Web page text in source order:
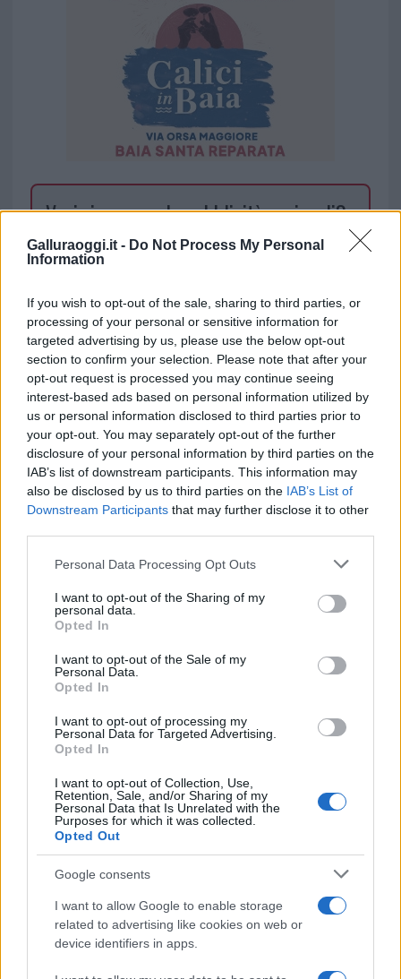
Galluraoggi.it - Do Not Process My Personal
Information
If you wish to opt-out of the sale, sharing to third parties, or
processing of your personal or sensitive information for
targeted advertising by us, please use the below opt-out
section to confirm your selection. Please note that after your
opt-out request is processed you may continue seeing
interest-based ads based on personal information utilized by
us or personal information disclosed to third parties prior to
your opt-out. You may separately opt-out of the further
disclosure of your personal information by third parties on the
IAB’s list of downstream participants. This information may
also be disclosed by us to third parties on the IAB’s List of
Downstream Participants that may further disclose it to other
Please note that this website/app uses one or more Google
not limited to your visit or usage behaviour. You may click to
grant or deny consent to Google and its third-party tags to
use your data for below specified purposes in below Google
consent section.
Personal Data Processing Opt Outs
I want to opt-out of the Sharing of my
personal data.
Opted In
I want to opt-out of the Sale of my
Personal Data.
Opted In
I want to opt-out of processing my
Personal Data for Targeted Advertising.
Opted In
I want to opt-out of Collection, Use,
Retention, Sale, and/or Sharing of my
Personal Data that Is Unrelated with the
Purposes for which it was collected.
Opted Out
Google consents
I want to allow Google to enable storage
related to advertising like cookies on web or
device identifiers in apps.
Vuoi rimuovere le pubblicità nazionali?
Puoi abbonarti asoli € 1,10 al mese
Sei già abbonato?
Puoi effettuare l'accesso andando nella
sezioneLogindal menù del sito o
cliccandoqui
TEMI:
Notizie Olbia
Ospedale Giovanni Paolo Ii Olbia
Psichiatria Olbia
Entra nel canale telegram di
GalluraOggi.it
Su WhatsApp al numero +39
Ricevi le nostre ultime news
daGoogle News
Condividi l'articolo